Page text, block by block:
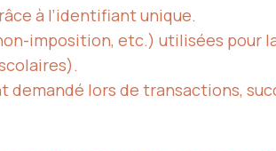
à l’identifiant unique.
imposition, etc.) utilisées pour
demandé lors de transactions,